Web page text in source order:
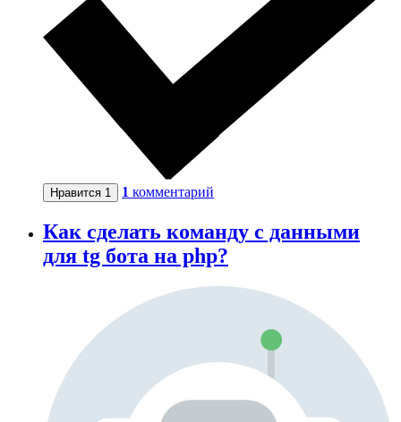
Нравится 1 1 комментарий
Как сделать команду с данными
для tg бота на php?